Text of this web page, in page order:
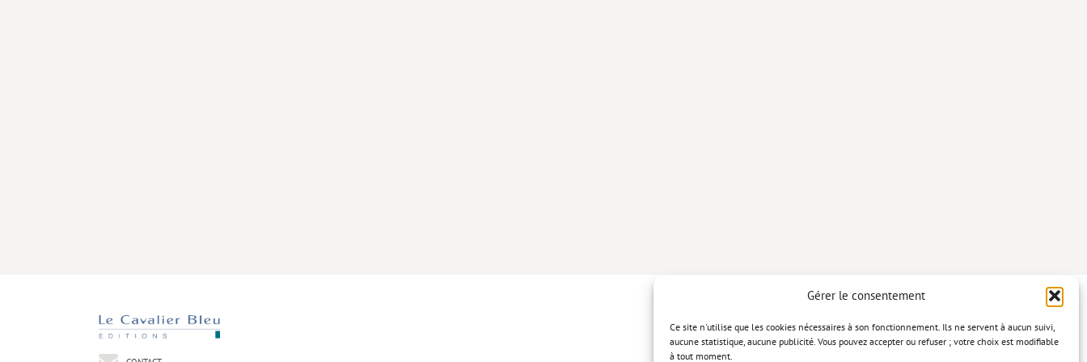
Gérer le consentement
Ce site n'utilise que les cookies nécessaires à son fonctionnement. Ils ne servent à aucun suivi,
aucune statistique, aucune publicité. Vous pouvez accepter ou refuser ; votre choix est modifiable
à tout moment.
Politique de confidentialité